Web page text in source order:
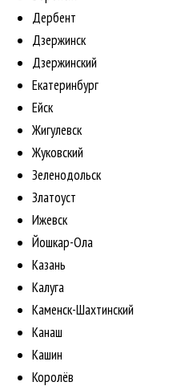
Дербент
Дзержинск
Дзержинский
Екатеринбург
Ейск
Жигулевск
Жуковский
Зеленодольск
Златоуст
Ижевск
Йошкар-Ола
Казань
Калуга
Каменск-Шахтинский
Канаш
Кашин
Королёв